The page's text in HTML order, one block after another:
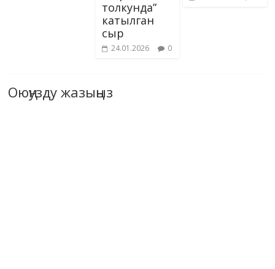
толкунда”
катылган
сыр
24.01.2026 0
Оюңузду жазыңыз